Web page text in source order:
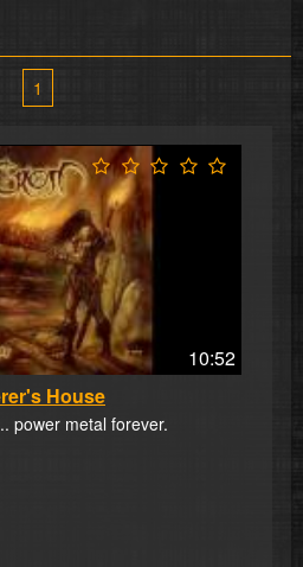
1
10:52
House
power metal forever.